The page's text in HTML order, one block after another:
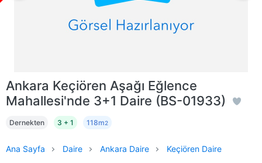
Ankara Keçiören Aşağı Eğlence
Mahallesi'nde 3+1 Daire (BS-01933)
Dernekten 3 + 1 118m2
Ana Sayfa Daire Ankara Daire Keçiören Daire